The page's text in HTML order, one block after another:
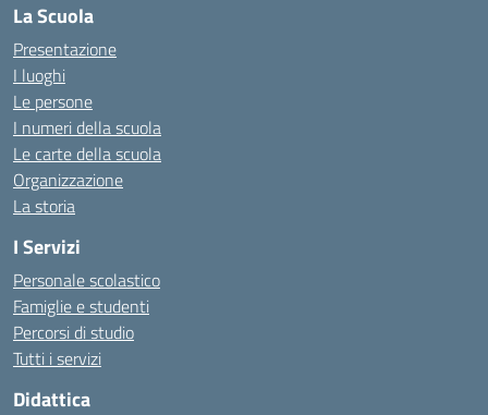
La Scuola
Presentazione
I luoghi
Le persone
I numeri della scuola
Le carte della scuola
Organizzazione
La storia
I Servizi
Personale scolastico
Famiglie e studenti
Percorsi di studio
Tutti i servizi
Didattica